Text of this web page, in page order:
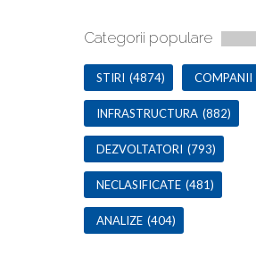
Categorii populare
STIRI (4874) COMPANII
INFRASTRUCTURA (882)
DEZVOLTATORI (793)
NECLASIFICATE (481)
ANALIZE (404)